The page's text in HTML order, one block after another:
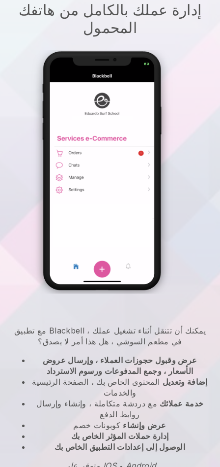
إدارة عملك بالكامل من هاتفك
المحمول
Blackbell ، يمكنك أن تتنقل أثناء تشغيل عملك
في مطعم السوشي ، هل هذا أمر لا يصدق؟
عرض وقبول حجوزات العملاء ، وإرسال عروض
الأسعار ، وجمع المدفوعات ورسوم الاسترداد
إضافة وتعديل المحتوى الخاص بك ، الصفحة الرئيسية
والخدمات
خدمة عملائك مع دردشة متكاملة ، وإنشاء وإرسال
روابط الدفع
عرض وإنشاء كوبونات خصم
إدارة حملات المؤثر الخاص بك
الوصول إلى إعدادات التطبيق الخاص بك